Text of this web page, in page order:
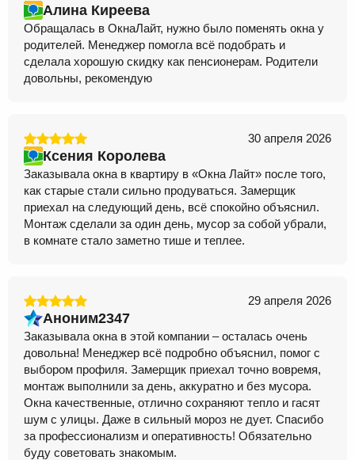
Алина Киреева
Обращалась в ОкнаЛайт, нужно было поменять окна у
родителей. Менеджер помогла всё подобрать и
сделала хорошую скидку как пенсионерам. Родители
довольны, рекомендую
30 апреля 2026
Ксения Королева
Заказывала окна в квартиру в «Окна Лайт» после того,
как старые стали сильно продуваться. Замерщик
приехал на следующий день, всё спокойно объяснил.
Монтаж сделали за один день, мусор за собой убрали,
в комнате стало заметно тише и теплее.
29 апреля 2026
Аноним2347
Заказывала окна в этой компании – осталась очень
довольна! Менеджер всё подробно объяснил, помог с
выбором профиля. Замерщик приехал точно вовремя,
монтаж выполнили за день, аккуратно и без мусора.
Окна качественные, отлично сохраняют тепло и гасят
шум с улицы. Даже в сильный мороз не дует. Спасибо
за профессионализм и оперативность! Обязательно
буду советовать знакомым.